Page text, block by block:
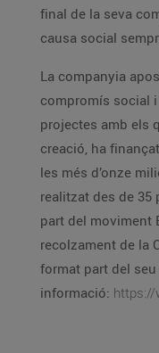
final de la seva
causa social
La companyia
compromís social i la total
projectes amb els
creació, ha
les més d’onze milions de donacions que s’han
realitzat des de 35 països
part del moviment
recolzament de la Comissió Europa per haver
format part del seu
informació: https://